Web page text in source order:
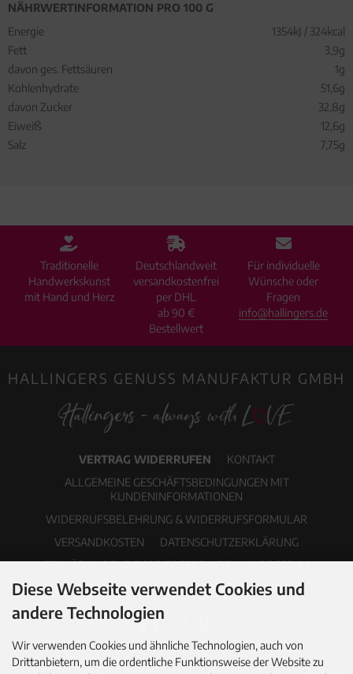
NÄHRWERTINFORMATION PRO 100 G
Energie
1354kJ / 324kcal
Fett
3,9g
davon ges. Fettsäuren
1g
Kohlenhydrate
51,6g
davon Zucker
32,8g
Eiweiß
12,6g
Salz
7,75g
Traditionelle
Handwerkskunst
mit Hand und Herz
Deutschlandweit
versandkostenfrei
per DHL
ab 90 €
Bestellwert
Für individuelle
Wünsche oder
Fragen
info@hallingers.de
HALLINGERS GENUSS MANUFAKTUR GMBH
VERTRAG WIDERRUFEN
KONTAKT
ALLGEMEINE GESCHÄFTSBEDINGUNGEN MIT
KUNDENINFORMATIONEN
WIDERRUFSBELEHRUNG & WIDERRUFSFORMULAR
VERSANDKOSTEN
DATENSCHUTZERKLÄRUNG
ERKLÄRUNG ZUR BARRIEREFREIHEIT
IMPRESSUM
COOKIE EINSTELLUNGEN
PDF-KATALOG NEWSLETTER
Diese Webseite verwendet Cookies und
andere Technologien
Wir verwenden Cookies und ähnliche Technologien, auch von
Drittanbietern, um die ordentliche Funktionsweise der Website zu